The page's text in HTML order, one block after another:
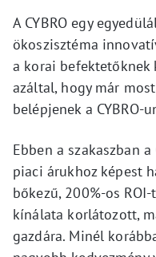
A CYBRO egy
ökoszisztéma
a korai
azáltal, hogy már
belépjenek a CYBRO-
Ebben a szakaszban
piaci árukhoz képest
bőkezű, 200%-os
kínálata korlátozott,
gazdára. Minél